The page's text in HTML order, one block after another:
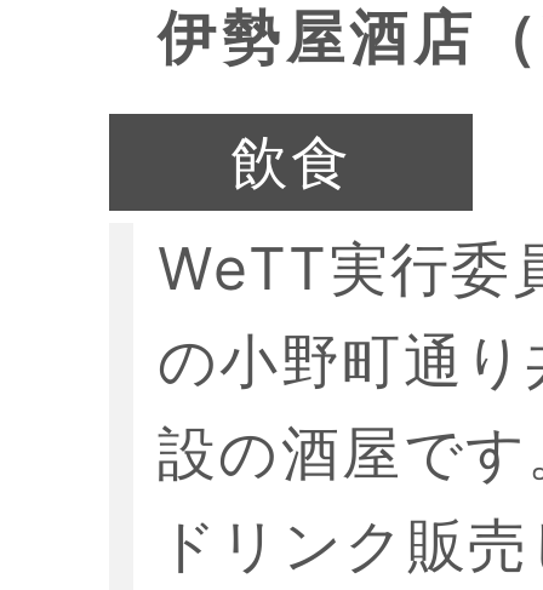
伊勢屋酒店
飲食
WeTT実行委
の小野町通
設の酒屋で
ドリンク販